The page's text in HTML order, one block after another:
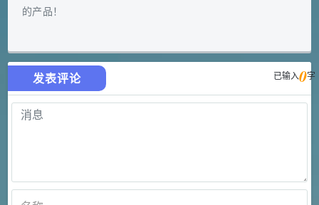
的产品！
发表评论 已输入0字